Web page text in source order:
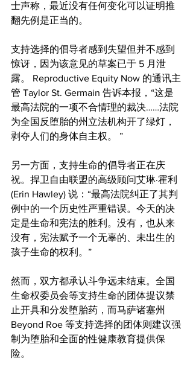
士声称，最近没有任何变化可以证明推
翻先例是正当的。
支持选择的倡导者感到失望但并不感到
惊讶，因为该意见的草案已于 5 月泄
露。 Reproductive Equity Now 的通讯主
管 Taylor St. Germain 告诉本报，“这是
最高法院的一项不合情理的裁决……法院
为全国反堕胎的州立法机构开了绿灯，
剥夺人们的身体自主权。 ”
另一方面，支持生命的倡导者正在庆
祝。捍卫自由联盟的高级顾问艾琳·霍利
(Erin Hawley) 说：“最高法院纠正了其判
例中的一个历史性严重错误。今天的决
定是生命和宪法的胜利。没有，也从来
没有，宪法赋予一个无辜的、未出生的
孩子生命的权利。”
然而，双方都承认斗争远未结束。全国
生命权委员会等支持生命的团体提议禁
止开具和分发堕胎药，而马萨诸塞州
Beyond Roe 等支持选择的团体则建议强
制为堕胎和全面的性健康教育提供保
险。